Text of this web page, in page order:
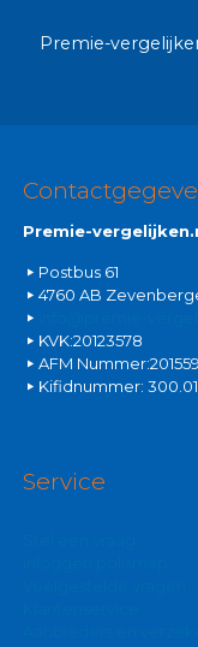
Premie-
Premie-
Postbus 61
4760 AB
KVK:20123578
AFM
Kifidnummer:
Service